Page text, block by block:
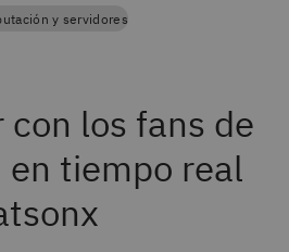
y servidores
los fans de
tiempo real